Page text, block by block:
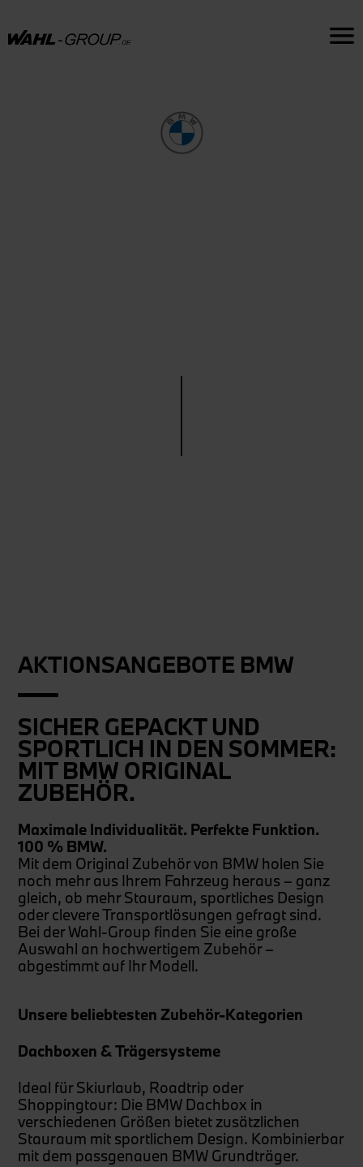
AKTIONSANGEBOTE BMW
SICHER GEPACKT UND
SPORTLICH IN DEN SOMMER:
MIT BMW ORIGINAL
ZUBEHÖR.
Maximale Individualität. Perfekte Funktion.
100 % BMW.
Mit dem Original Zubehör von BMW holen Sie
noch mehr aus Ihrem Fahrzeug heraus – ganz
gleich, ob mehr Stauraum, sportliches Design
oder clevere Transportlösungen gefragt sind.
Bei der Wahl-Group finden Sie eine große
Auswahl an hochwertigem Zubehör –
abgestimmt auf Ihr Modell.
Unsere beliebtesten Zubehör-Kategorien
Dachboxen & Trägersysteme
Ideal für Skiurlaub, Roadtrip oder
Shoppingtour: Die BMW Dachbox in
verschiedenen Größen bietet zusätzlichen
Stauraum mit sportlichem Design. Kombinierbar
mit dem passgenauen BMW Grundträger.